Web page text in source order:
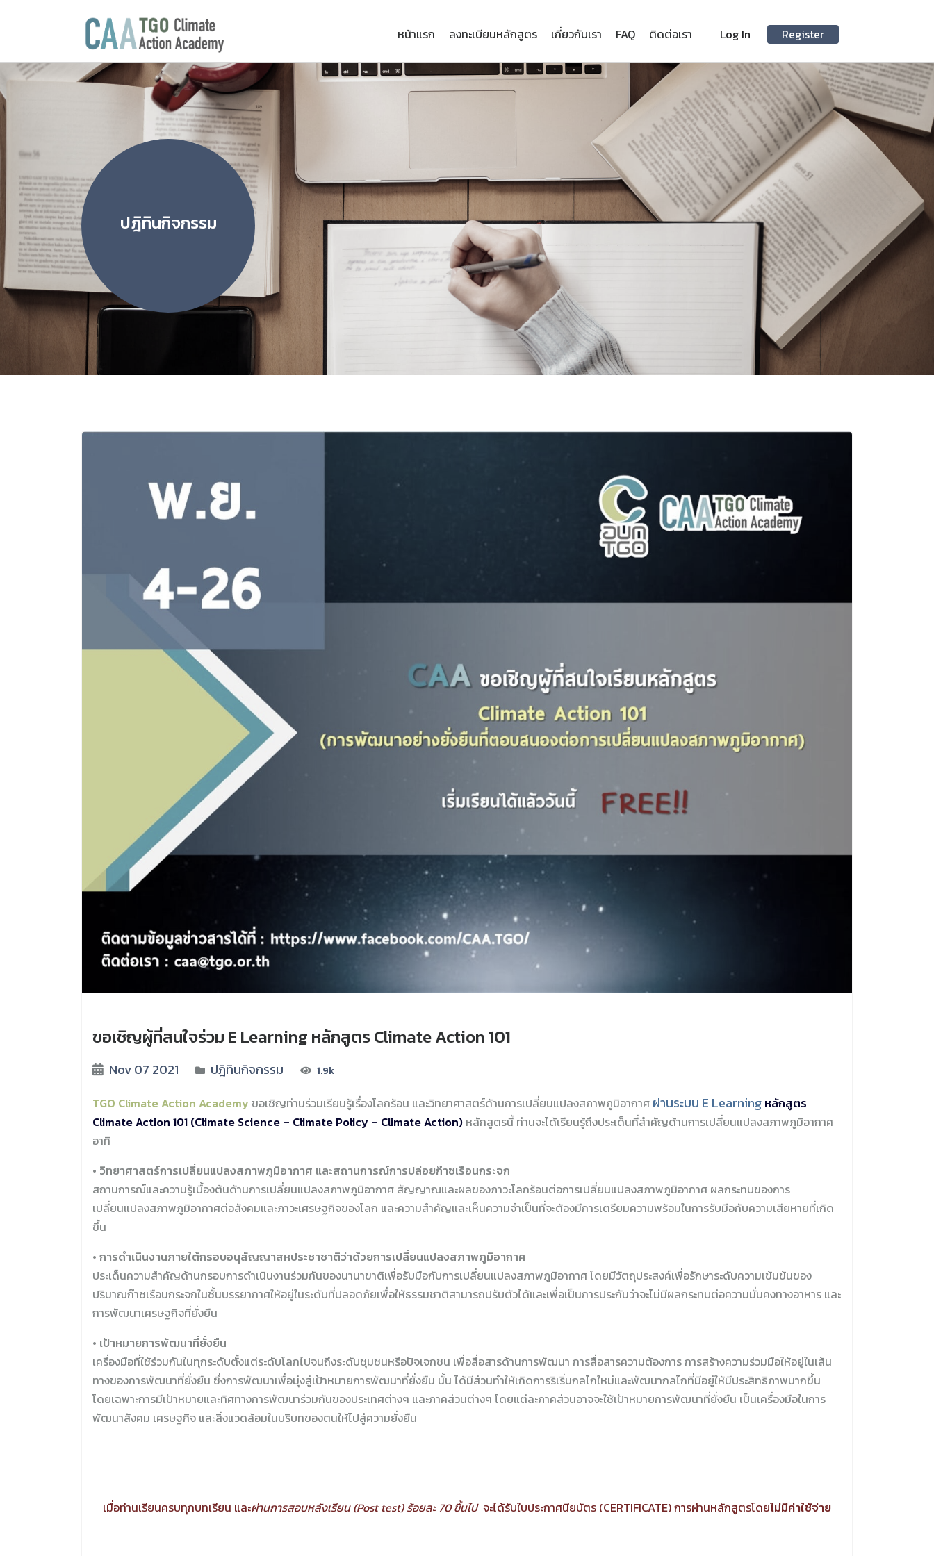
หน้าแรก ลงทะเบียนหลักสูตร เกี่ยวกับเรา FAQ ติดต่อเรา Log In Register
ปฎิทินกิจกรรม
ขอเชิญผู้ที่สนใจร่วม E Learning หลักสูตร Climate Action 101
Nov 07 2021 ปฎิทินกิจกรรม 1.9k
TGO Climate Action Academy ขอเชิญท่านร่วมเรียนรู้เรื่องโลกร้อน และวิทยาศาสตร์ด้านการเปลี่ยนแปลงสภาพภูมิอากาศ ผ่านระบบ E Learning หลักสูตร
Climate Action 101 (Climate Science – Climate Policy – Climate Action) หลักสูตรนี้ ท่านจะได้เรียนรู้ถึงประเด็นที่สำคัญด้านการเปลี่ยนแปลงสภาพภูมิอากาศ
อาทิ
• วิทยาศาสตร์การเปลี่ยนแปลงสภาพภูมิอากาศ และสถานการณ์การปล่อยก๊าซเรือนกระจก
สถานการณ์และความรู้เบื้องต้นด้านการเปลี่ยนแปลงสภาพภูมิอากาศ สัญญาณและผลของภาวะโลกร้อนต่อการเปลี่ยนแปลงสภาพภูมิอากาศ ผลกระทบของการ
เปลี่ยนแปลงสภาพภูมิอากาศต่อสังคมและภาวะเศรษฐกิจของโลก และความสำคัญและเห็นความจำเป็นที่จะต้องมีการเตรียมความพร้อมในการรับมือกับความเสียหายที่เกิด
ขึ้น
• การดำเนินงานภายใต้กรอบอนุสัญญาสหประชาชาติว่าด้วยการเปลี่ยนแปลงสภาพภูมิอากาศ
ประเด็นความสำคัญด้านกรอบการดำเนินงานร่วมกันของนานาขาติเพื่อรับมือกับการเปลี่ยนแปลงสภาพภูมิอากาศ โดยมีวัตถุประสงค์เพื่อรักษาระดับความเข้มข้นของ
ปริมาณก๊าซเรือนกระจกในชั้นบรรยากาศให้อยู่ในระดับที่ปลอดภัยเพื่อให้ธรรมชาติสามารถปรับตัวได้และเพื่อเป็นการประกันว่าจะไม่มีผลกระทบต่อความมั่นคงทางอาหาร และ
การพัฒนาเศรษฐกิจที่ยั่งยืน
• เป้าหมายการพัฒนาที่ยั่งยืน
เครื่องมือที่ใช้ร่วมกันในทุกระดับตั้งแต่ระดับโลกไปจนถึงระดับชุมชนหรือปัจเจกชน เพื่อสื่อสารด้านการพัฒนา การสื่อสารความต้องการ การสร้างความร่วมมือให้อยู่ในเส้น
ทางของการพัฒนาที่ยั่งยืน ซึ่งการพัฒนาเพื่อมุ่งสู่เป้าหมายการพัฒนาที่ยั่งยืน นั้น ได้มีส่วนทำให้เกิดการริเริ่มกลไกใหม่และพัฒนากลไกที่มีอยู่ให้มีประสิทธิภาพมากขึ้น
โดยเฉพาะการมีเป้าหมายและทิศทางการพัฒนาร่วมกันของประเทศต่างๆ และภาคส่วนต่างๆ โดยแต่ละภาคส่วนอาจจะใช้เป้าหมายการพัฒนาที่ยั่งยืน เป็นเครื่องมือในการ
พัฒนาสังคม เศรษฐกิจ และสิ่งแวดล้อมในบริบทของตนให้ไปสู่ความยั่งยืน
เมื่อท่านเรียนครบทุกบทเรียน และผ่านการสอบหลังเรียน (Post test) ร้อยละ 70 ขึ้นไปจะได้รับใบประกาศนียบัตร (CERTIFICATE) การผ่านหลักสูตรโดยไม่มีค่าใช้จ่าย